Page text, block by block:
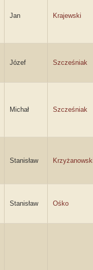
Jan Krajewski
Józef Szcześniak
Michał Szcześniak
Stanisław
Stanisław Ośko